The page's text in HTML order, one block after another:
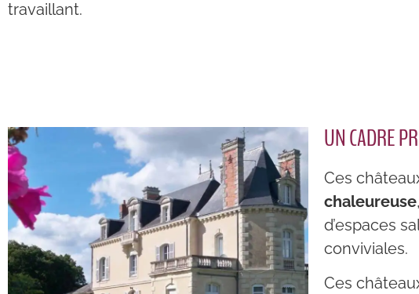
travaillant.
UN CADRE
Ces
chaleureuse
d’espaces
conviviales.
Ces